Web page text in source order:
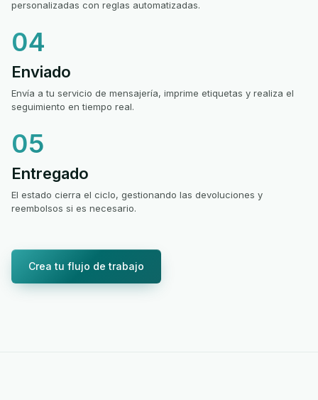
personalizadas con reglas automatizadas.
04
Enviado
Envía a tu servicio de mensajería, imprime etiquetas y realiza el
seguimiento en tiempo real.
05
Entregado
El estado cierra el ciclo, gestionando las devoluciones y
reembolsos si es necesario.
Crea tu flujo de trabajo